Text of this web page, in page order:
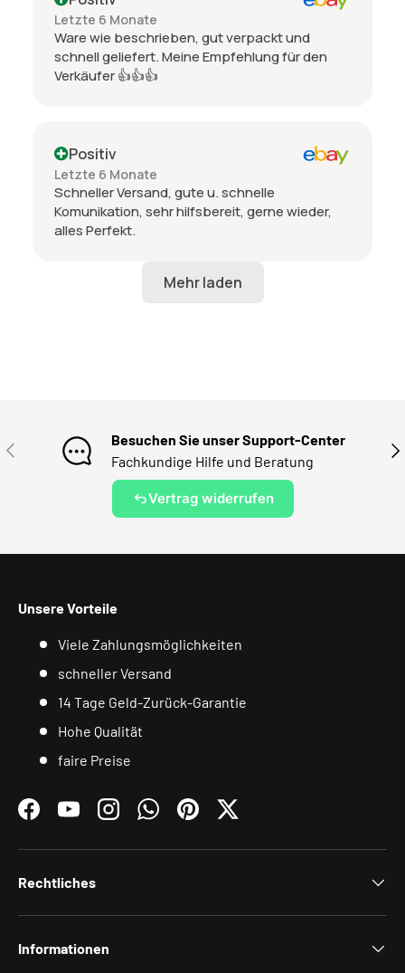
Letzte 6 Monate
Ware wie beschrieben, gut verpackt und
schnell geliefert. Meine Empfehlung für den
Verkäufer 👍👍👍
Positiv
Letzte 6 Monate
Schneller Versand, gute u. schnelle
Komunikation, sehr hilfsbereit, gerne wieder,
alles Perfekt.
VORHERIGE
Besuchen Sie unser Support-Center
Fachkundige Hilfe und Beratung
Vertrag widerrufen
Unsere Vorteile
Viele Zahlungsmöglichkeiten
schneller Versand
14 Tage Geld-Zurück-Garantie
Hohe Qualität
faire Preise
FacebookYouTubeInstagramWhatsAppPinterestTwitter
Rechtliches
Informationen